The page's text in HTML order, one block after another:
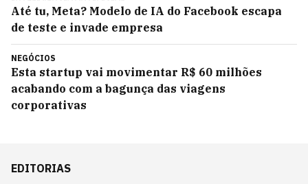
Até tu, Meta? Modelo de IA do Facebook escapa
de teste e invade empresa
NEGÓCIOS
Esta startup vai movimentar R$ 60 milhões
acabando com a bagunça das viagens
corporativas
EDITORIAS